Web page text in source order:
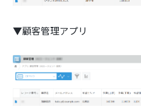
▼顧客管理アプリ